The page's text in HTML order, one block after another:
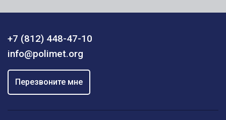
+7 (812) 448-47-10
info@polimet.org
Перезвоните мне